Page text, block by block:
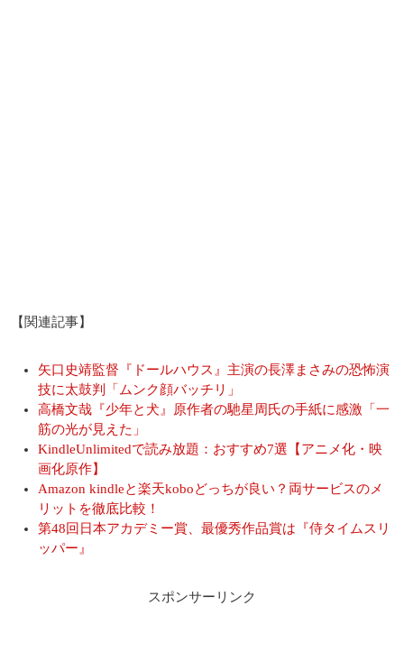
【関連記事】
矢口史靖監督『ドールハウス』主演の長澤まさみの恐怖演
技に太鼓判「ムンク顔バッチリ」
高橋文哉『少年と犬』原作者の馳星周氏の手紙に感激「一
筋の光が見えた」
KindleUnlimitedで読み放題：おすすめ7選【アニメ化・映
画化原作】
Amazon kindleと楽天koboどっちが良い？両サービスのメ
リットを徹底比較！
第48回日本アカデミー賞、最優秀作品賞は『侍タイムスリ
ッパー』
スポンサーリンク